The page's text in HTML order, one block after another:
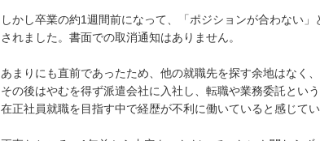
しかし卒業の約1週間前になって、「ポジションが合わない
されました。書面での取消通知はありません。
あまりにも直前であったため、他の就職先を探す余地はなく
その後はやむを得ず派遣会社に入社し、転職や業務委託とい
在正社員就職を目指す中で経歴が不利に働いていると感じてい